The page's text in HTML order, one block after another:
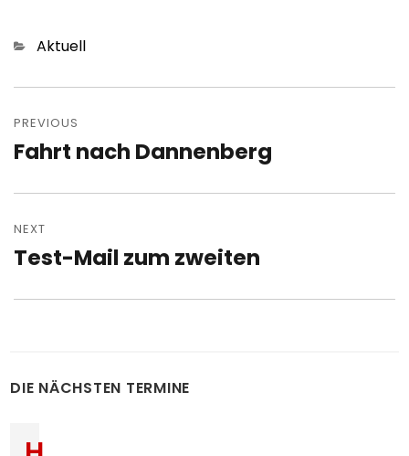
Categories
Aktuell
navigation
PREVIOUS
Previous
Fahrt nach Dannenberg
NEXT
Next
Test-Mail zum zweiten
DIE NÄCHSTEN TERMINE